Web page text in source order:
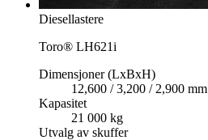
Diesellastere
Toro® LH621i
Dimensjoner (LxBxH)
12,600 / 3,200 / 2,900 mm
Kapasitet
21 000 kg
Utvalg av skuffer